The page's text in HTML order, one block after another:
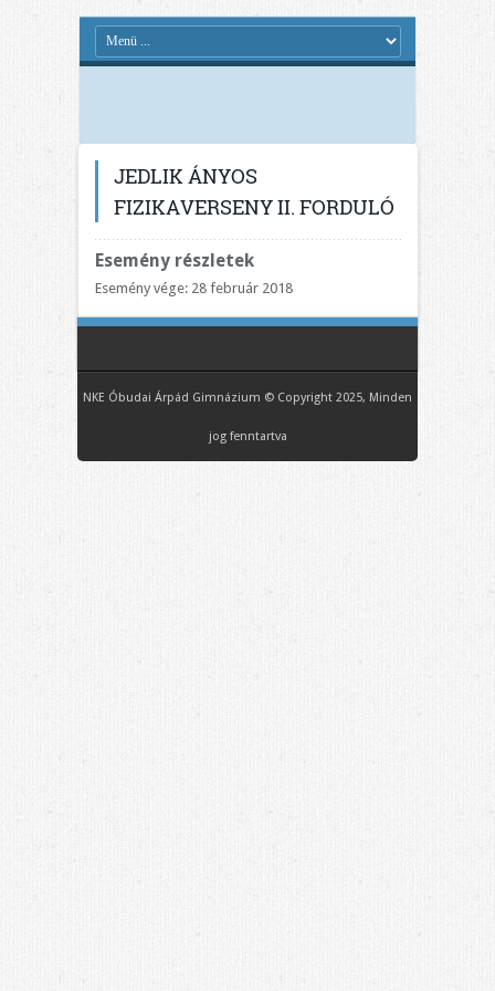
JEDLIK ÁNYOS
FIZIKAVERSENY II. FORDULÓ
Esemény részletek
Esemény vége: 28 február 2018
NKE Óbudai Árpád Gimnázium © Copyright 2025, Minden
jog fenntartva